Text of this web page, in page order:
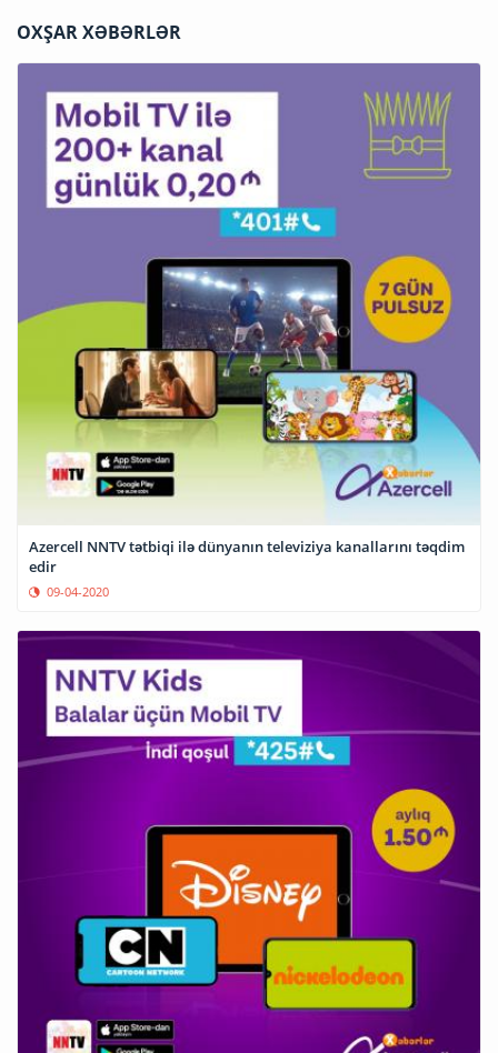
OXŞAR XƏBƏRLƏR
Azercell NNTV tətbiqi ilə dünyanın televiziya kanallarını təqdim
edir
09-04-2020